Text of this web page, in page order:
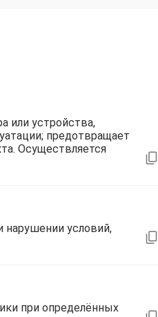
или устройства,
предотвращает
Осуществляется
условий,
при определённых